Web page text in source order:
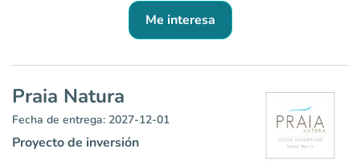
Me interesa
Praia Natura
Fecha de entrega: 2027-12-01
Proyecto de inversión